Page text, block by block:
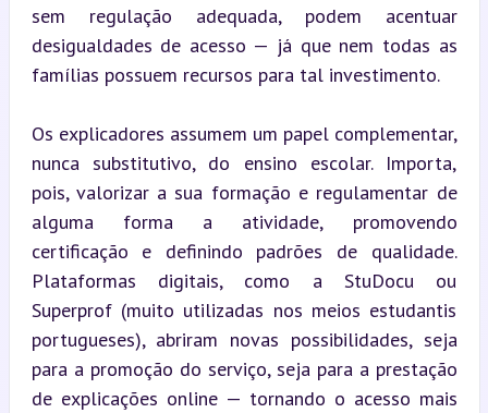
sem regulação adequada, podem acentuar
desigualdades de acesso — já que nem todas as
famílias possuem recursos para tal investimento.
Os explicadores assumem um papel complementar,
nunca substitutivo, do ensino escolar. Importa,
pois, valorizar a sua formação e regulamentar de
alguma forma a atividade, promovendo
certificação e definindo padrões de qualidade.
Plataformas digitais, como a StuDocu ou
Superprof (muito utilizadas nos meios estudantis
portugueses), abriram novas possibilidades, seja
para a promoção do serviço, seja para a prestação
de explicações online — tornando o acesso mais